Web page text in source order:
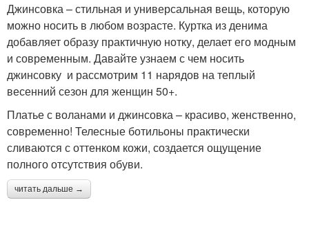
Джинсовка – стильная и универсальная вещь, которую
можно носить в любом возрасте. Куртка из денима
добавляет образу практичную нотку, делает его модным
и современным. Давайте узнаем с чем носить
джинсовку и рассмотрим 11 нарядов на теплый
весенний сезон для женщин 50+.
Платье с воланами и джинсовка – красиво, женственно,
современно! Телесные ботильоны практически
сливаются с оттенком кожи, создается ощущение
полного отсутствия обуви.
читать дальше →